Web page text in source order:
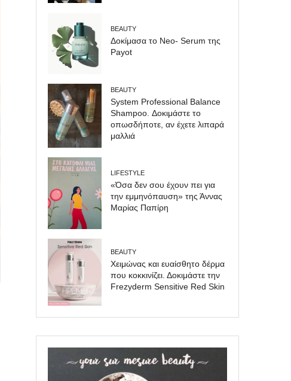
BEAUTY
Δοκίμασα το Neo- Serum της
Payot
BEAUTY
System Professional Balance
Shampoo. Δοκιμάστε το
οπωσδήποτε, αν έχετε λιπαρά
μαλλιά
LIFESTYLE
«Όσα δεν σου έχουν πει για
την εμμηνόπαυση» της Άννας
Μαρίας Παπίρη
BEAUTY
Χειμώνας και ευαίσθητο δέρμα
που κοκκινίζει. Δοκιμάστε την
Frezyderm Sensitive Red Skin